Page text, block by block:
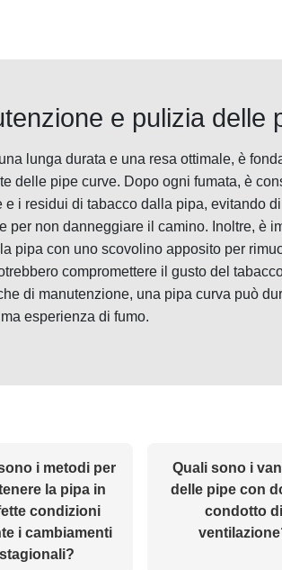
e pulizia delle
lunga durata e una resa ottimale, è
delle pipe curve. Dopo ogni fumata, è
e i residui di tabacco dalla pipa, evitando
per non danneggiare il camino. Inoltre, è
pipa con uno scovolino apposito per
compromettere il gusto del
di manutenzione, una pipa curva può
esperienza di fumo.
i metodi per
la pipa in
condizioni
i cambiamenti
stagionali?
Quali sono i
delle pipe con
condotto di